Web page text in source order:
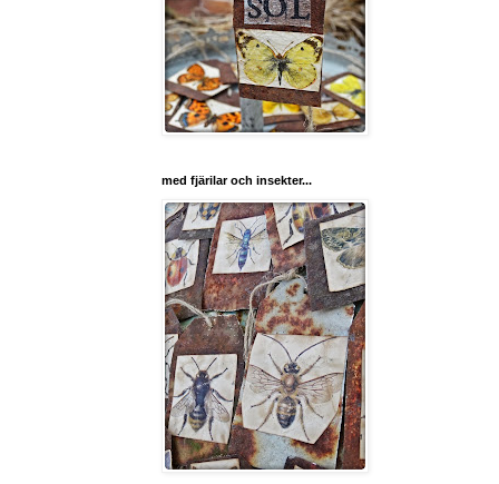
med fjärilar och insekter...